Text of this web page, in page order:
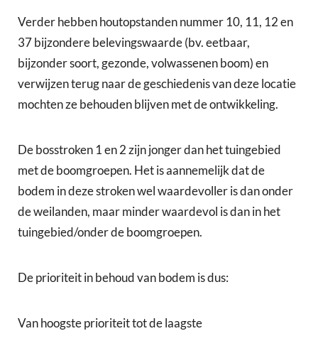
Verder hebben houtopstanden nummer 10, 11, 12 en
37 bijzondere belevingswaarde (bv. eetbaar,
bijzonder soort, gezonde, volwassenen boom) en
verwijzen terug naar de geschiedenis van deze locatie
mochten ze behouden blijven met de ontwikkeling.
De bosstroken 1 en 2 zijn jonger dan het tuingebied
met de boomgroepen. Het is aannemelijk dat de
bodem in deze stroken wel waardevoller is dan onder
de weilanden, maar minder waardevol is dan in het
tuingebied/onder de boomgroepen.
De prioriteit in behoud van bodem is dus:
Van hoogste prioriteit tot de laagste